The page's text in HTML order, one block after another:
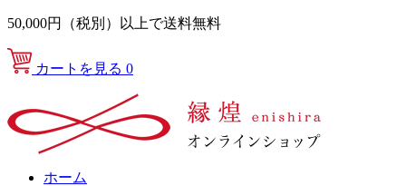
50,000円（税別）以上で送料無料
カートを見る 0
ホーム